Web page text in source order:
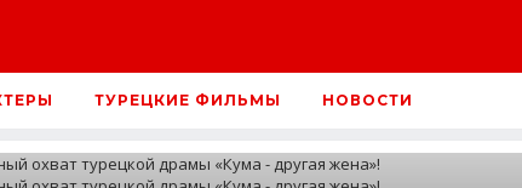
ТУРЕЦКИЕ ФИЛЬМЫ НОВОСТИ